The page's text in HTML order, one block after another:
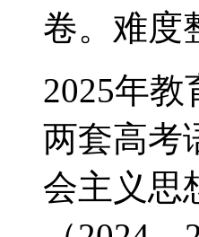
卷。难度
2025年
两套高考
会主义思